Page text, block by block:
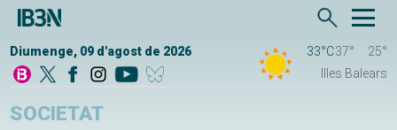
Diumenge, 09 d'agost de 2026 33°C37°
25°
Illes Balears
SOCIETAT